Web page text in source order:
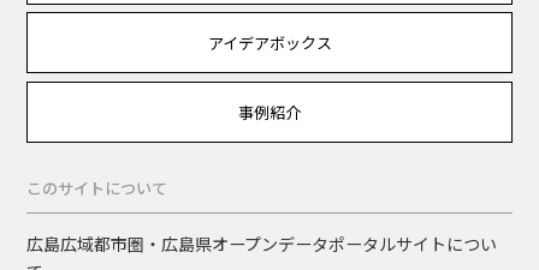
アイデアボックス
事例紹介
このサイトについて
広島広域都市圏・広島県オープンデータポータルサイトについ